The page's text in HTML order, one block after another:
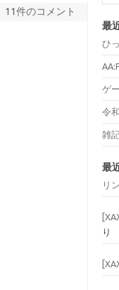
11件のコメント
最
ひ
ゲ
令
雑
最
リ
り